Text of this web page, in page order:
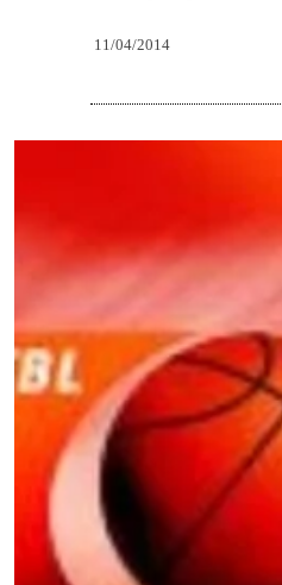
11/04/2014